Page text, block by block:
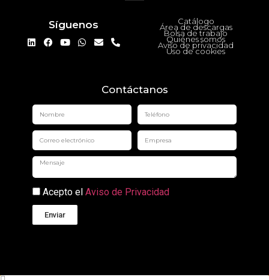
Síguenos Catálogo
Área de descargas
Bolsa de trabajo
Quiénes somos
Aviso de privacidad
Uso de cookies
Contáctanos
Acepto el Aviso de Privacidad
Enviar